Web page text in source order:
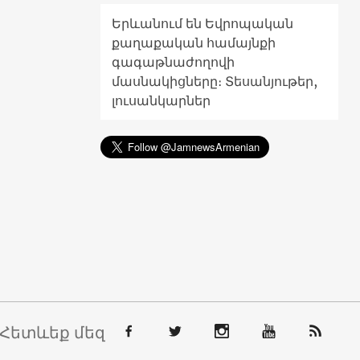
Երևանում են Եվրոպական
քաղաքական համայնքի
գագաթնաժողովի
մասնակիցները։ Տեսանյութեր,
լուսանկարներ
Հետևեք մեզ